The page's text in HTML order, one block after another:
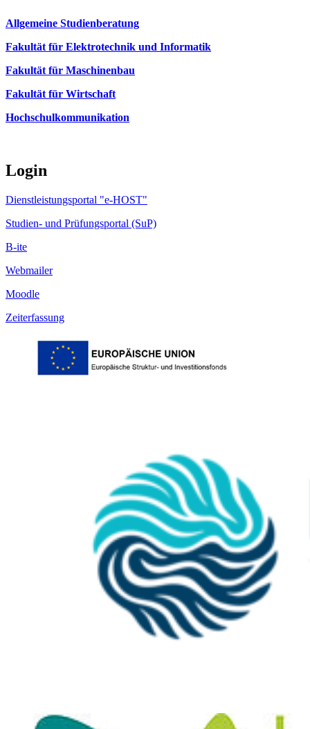
Allgemeine Studienberatung
Fakultät für Elektrotechnik und Informatik
Fakultät für Maschinenbau
Fakultät für Wirtschaft
Hochschulkommunikation
Login
Dienstleistungsportal "e-HOST"
Studien- und Prüfungsportal (SuP)
B-ite
Webmailer
Moodle
Zeiterfassung